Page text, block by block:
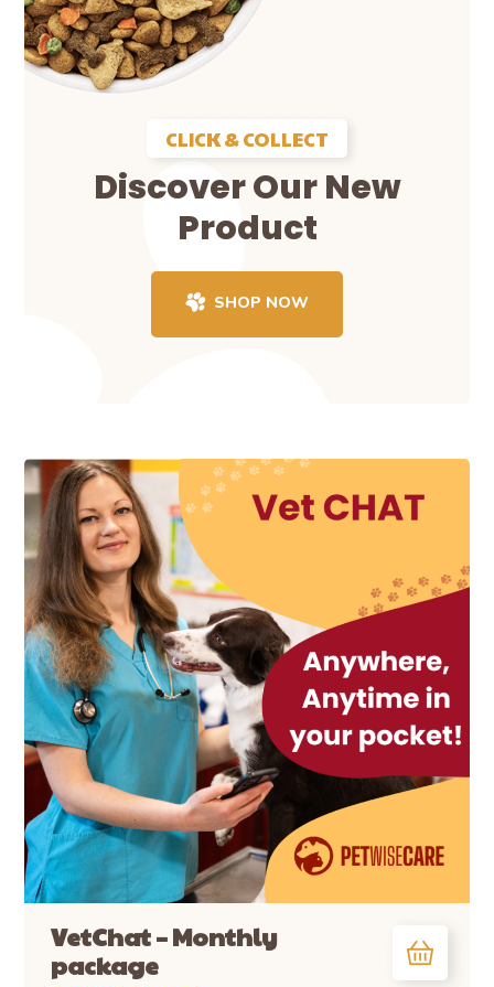
VetChat – Monthly
package
CLICK & COLLECT
Discover Our New
Product
SHOP NOW